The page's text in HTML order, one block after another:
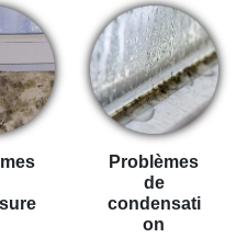
Problèmes
de
condensati
on